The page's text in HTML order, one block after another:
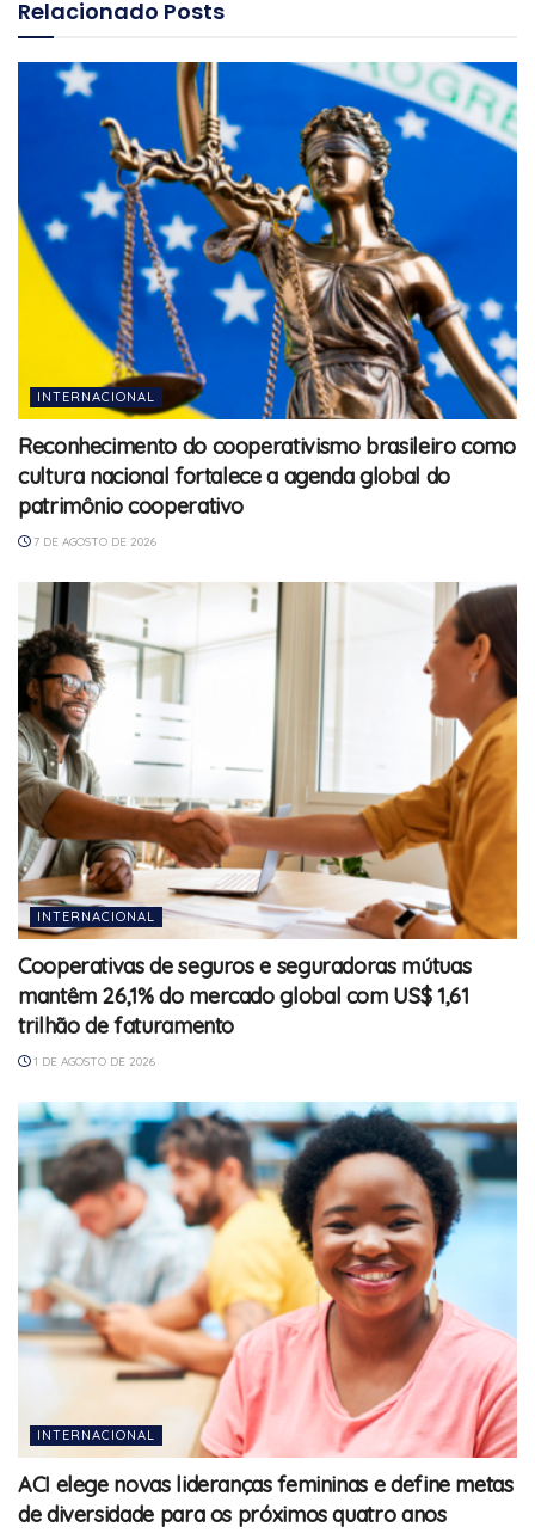
Relacionado Posts
INTERNACIONAL
Reconhecimento do cooperativismo brasileiro como
cultura nacional fortalece a agenda global do
patrimônio cooperativo
7 DE AGOSTO DE 2026
INTERNACIONAL
Cooperativas de seguros e seguradoras mútuas
mantêm 26,1% do mercado global com US$ 1,61
trilhão de faturamento
1 DE AGOSTO DE 2026
INTERNACIONAL
ACI elege novas lideranças femininas e define metas
de diversidade para os próximos quatro anos